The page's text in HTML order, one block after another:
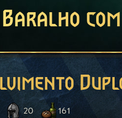
Baralho
20 161